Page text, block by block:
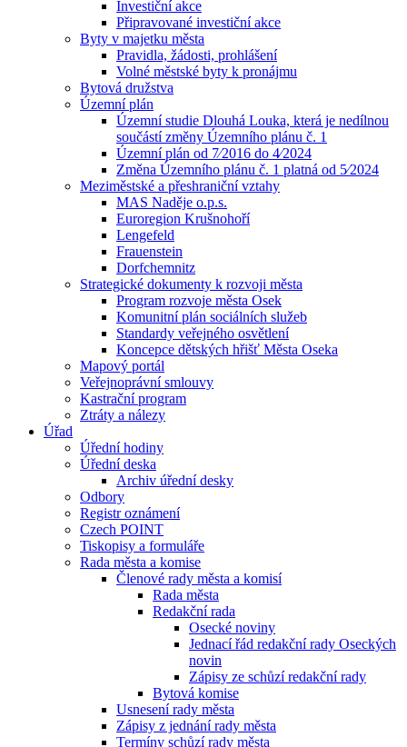
Investiční akce
Připravované investiční akce
Byty v majetku města
Pravidla, žádosti, prohlášení
Volné městské byty k pronájmu
Bytová družstva
Územní plán
Územní studie Dlouhá Louka, která je nedílnou
součástí změny Územního plánu č. 1
Územní plán od 7⁄2016 do 4⁄2024
Změna Územního plánu č. 1 platná od 5⁄2024
Meziměstské a přeshraniční vztahy
MAS Naděje o.p.s.
Euroregion Krušnohoří
Lengefeld
Frauenstein
Dorfchemnitz
Strategické dokumenty k rozvoji města
Program rozvoje města Osek
Komunitní plán sociálních služeb
Standardy veřejného osvětlení
Koncepce dětských hřišť Města Oseka
Mapový portál
Veřejnoprávní smlouvy
Kastrační program
Ztráty a nálezy
Úřad
Úřední hodiny
Úřední deska
Archiv úřední desky
Odbory
Registr oznámení
Czech POINT
Tiskopisy a formuláře
Rada města a komise
Členové rady města a komisí
Rada města
Redakční rada
Osecké noviny
Jednací řád redakční rady Oseckých
novin
Zápisy ze schůzí redakční rady
Bytová komise
Usnesení rady města
Zápisy z jednání rady města
Termíny schůzí rady města